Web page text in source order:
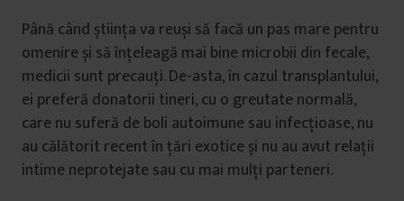
Până când știința va reuși să facă un pas mare pentru
omenire și să înțeleagă mai bine microbii din fecale,
medicii sunt precauți. De-asta, în cazul transplantului,
ei preferă donatorii tineri, cu o greutate normală,
care nu suferă de boli autoimune sau infecțioase, nu
au călătorit recent în țări exotice și nu au avut relații
intime neprotejate sau cu mai mulți parteneri.